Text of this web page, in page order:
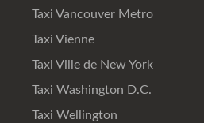
Taxi Vancouver Metro
Taxi Vienne
Taxi Ville de New York
Taxi Washington D.C.
Taxi Wellington